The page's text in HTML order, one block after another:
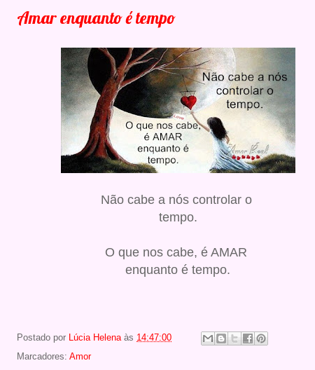
Amar enquanto é tempo
Não cabe a nós controlar o
tempo.
O que nos cabe, é AMAR
enquanto é tempo.
Postado por Lúcia Helena às 14:47:00
Marcadores: Amor